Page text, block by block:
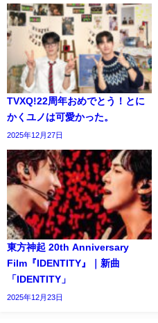
TVXQ!22周年おめでとう！とに
かくユノは可愛かった。
2025年12月27日
東方神起 20th Anniversary
Film『IDENTITY』｜新曲
「IDENTITY」
2025年12月23日